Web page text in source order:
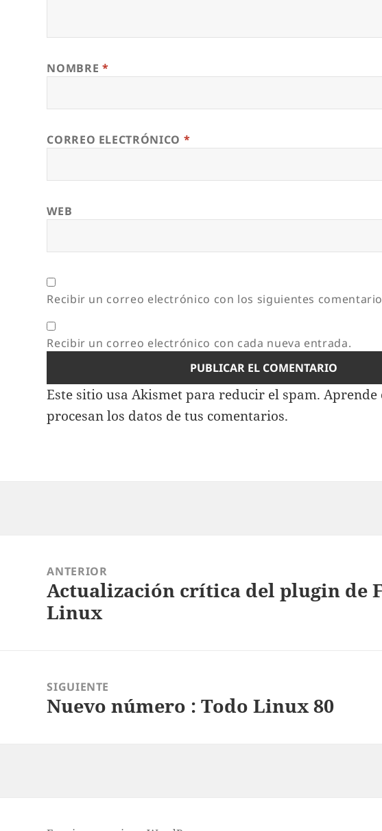
NOMBRE *
CORREO ELECTRÓNICO *
WEB
Recibir un correo electrónico con los siguientes
Recibir un correo electrónico con cada nueva entrada.
Este sitio usa Akismet para reducir el spam.Aprende
procesan los datos de tus comentarios.
entradas
ANTERIOR
Entrada
anterior:
Actualización crítica del plugin de
Linux
SIGUIENTE
Entrada
Nuevo número : Todo Linux 80